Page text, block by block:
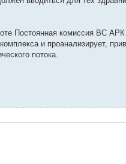
Постоянная комиссия ВС
и проанализирует,
потока.